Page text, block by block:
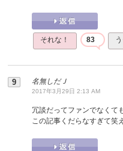
それな！ 83
名無しだＪ
2017年3月29日 2:13 AM
冗談だってファンでなくて
この記事くだらなすぎて笑